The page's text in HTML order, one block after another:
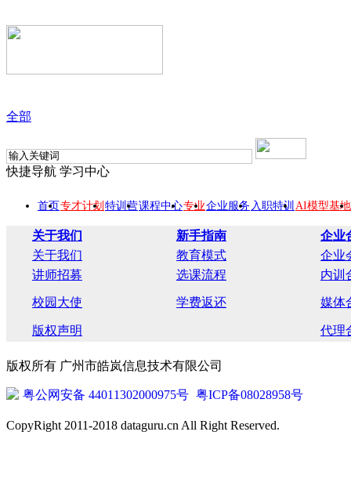
全部
快捷导航 学习中心
首页专才计划 特训营课程中心专业企业服务 入职特训 AI模型基地
关于我们 新手指南
企业
关于我们
教育模式
企业
讲师招募
选课流程 内训
校园大使 学费返还 媒体
版权声明 代理
版权所有 广州市皓岚信息技术有限公司
粤公网安备 44011302000975号 粤ICP备08028958号
CopyRight 2011-2018 dataguru.cn All Right Reserved.